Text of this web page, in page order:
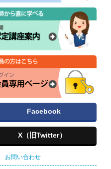
Facebook
X（旧Twitter）
お問い合わせ